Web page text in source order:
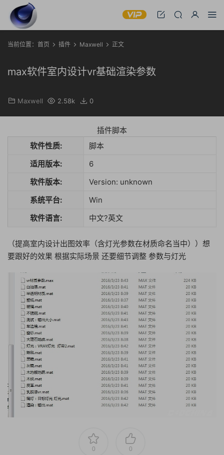
当前位置： 首页 插件 Maxwell 正文
max软件室内设计vr基础渲染参数
Maxwell 2.58k 0
插件脚本
软件性质:
脚本
适用版本:
6
软件版本:
Version: unknown
系统平台:
Win
软件语言:
中文?英文
（提高室内设计出图效率（含灯光参数在材质命名当中））想
要跟好的效果 根据实际场景 还要细节调整 参数与灯光
0 0